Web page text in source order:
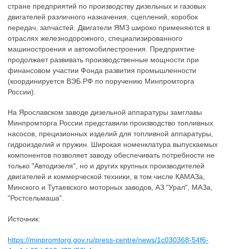
стране предприятий по производству дизельных и газовых
двигателей различного назначения, сцеплений, коробок
передач, запчастей. Двигатели ЯМЗ широко применяются в
отраслях железнодорожного, специализированного
машиностроения и автомобилестроения. Предприятие
продолжает развивать производственные мощности при
финансовом участии Фонда развития промышленности
(координируется ВЭБ.РФ по поручению Минпромторга
России).
На Ярославском заводе дизельной аппаратуры замглавы
Минпромторга России представили производство топливных
насосов, прецизионных изделий для топливной аппаратуры,
гидроизделий и пружин. Широкая номенклатура выпускаемых
компонентов позволяет заводу обеспечивать потребности не
только "Автодизеля", но и других крупных производителей
двигателей и коммерческой техники, в том числе КАМАЗа,
Минского и Тутаевского моторных заводов, АЗ "Урал", МАЗа,
"Ростсельмаша".
Источник:
https://minpromtorg.gov.ru/press-centre/news/1c030368-54f6-